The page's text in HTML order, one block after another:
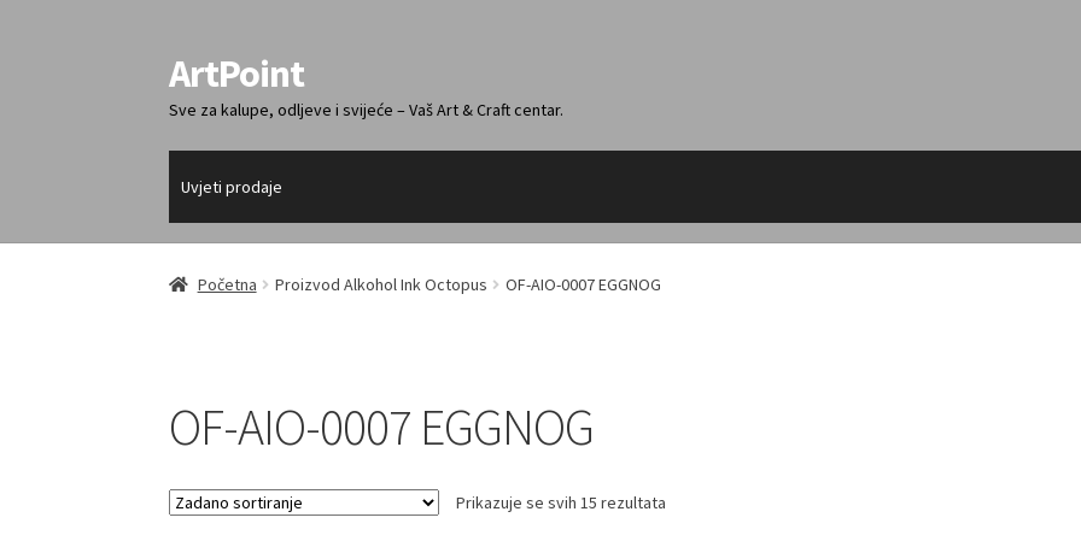
Preskoči
na
navigaciju
Skoči
do
sadržaja
ArtPoint
Sve za kalupe, odljeve i svijeće – Vaš Art & Craft centar.
Uvjeti prodaje
Početna Proizvod Alkohol Ink Octopus OF-AIO-0007 EGGNOG
OF-AIO-0007 EGGNOG
Prikazuje se svih 15 rezultata